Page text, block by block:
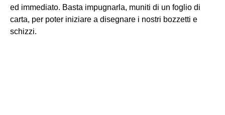
ed immediato. Basta impugnarla, muniti di un foglio di
carta, per poter iniziare a disegnare i nostri bozzetti e
schizzi.